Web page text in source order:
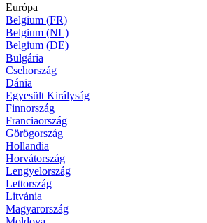
Európa
Belgium (FR)
Belgium (NL)
Belgium (DE)
Bulgária
Csehország
Dánia
Egyesült Királyság
Finnország
Franciaország
Görögország
Hollandia
Horvátország
Lengyelország
Lettország
Litvánia
Magyarország